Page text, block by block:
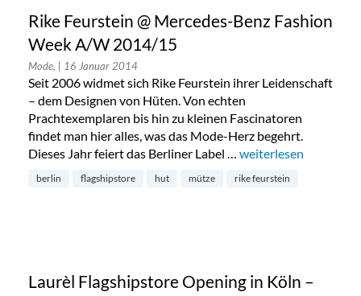
Rike Feurstein @ Mercedes-Benz Fashion
Week A/W 2014/15
Mode, | 16 Januar 2014
Seit 2006 widmet sich Rike Feurstein ihrer Leidenschaft
– dem Designen von Hüten. Von echten
Prachtexemplaren bis hin zu kleinen Fascinatoren
findet man hier alles, was das Mode-Herz begehrt.
Dieses Jahr feiert das Berliner Label … „Rike Feurstein @
weiterlesen
berlin flagshipstore hut mütze rike feurstein
Laurèl Flagshipstore Opening in Köln –